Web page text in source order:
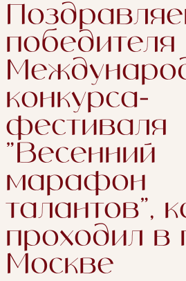
победителя
конкурса-
фестиваля
"Весенний
марафон
талантов",
проходил в
Москве